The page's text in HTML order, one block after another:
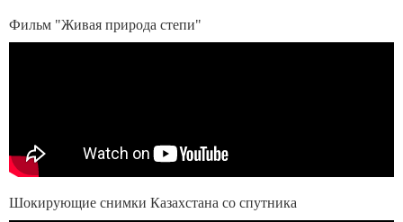
Фильм "Живая природа степи"
Шокирующие снимки Казахстана со спутника